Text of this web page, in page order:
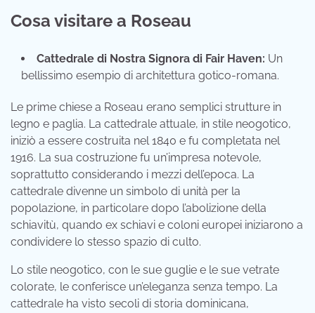
Cosa visitare a Roseau
Cattedrale di Nostra Signora di Fair Haven: Un
bellissimo esempio di architettura gotico-romana.
Le prime chiese a Roseau erano semplici strutture in
legno e paglia. La cattedrale attuale, in stile neogotico,
iniziò a essere costruita nel 1840 e fu completata nel
1916. La sua costruzione fu un’impresa notevole,
soprattutto considerando i mezzi dell’epoca. La
cattedrale divenne un simbolo di unità per la
popolazione, in particolare dopo l’abolizione della
schiavitù, quando ex schiavi e coloni europei iniziarono a
condividere lo stesso spazio di culto.
Lo stile neogotico, con le sue guglie e le sue vetrate
colorate, le conferisce un’eleganza senza tempo. La
cattedrale ha visto secoli di storia dominicana,